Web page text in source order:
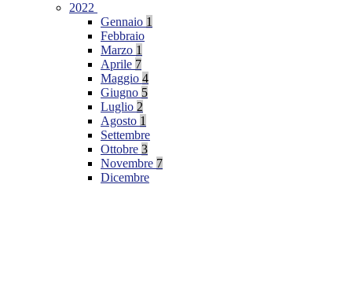
2022
Gennaio 1
Febbraio
Marzo 1
Aprile 7
Maggio 4
Giugno 5
Luglio 2
Agosto 1
Settembre
Ottobre 3
Novembre 7
Dicembre